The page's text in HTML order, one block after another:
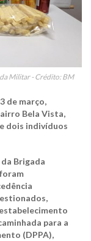
Militar - Crédito: BM
de março,
Bela Vista,
dois indivíduos
Brigada
para a
(DPPA),